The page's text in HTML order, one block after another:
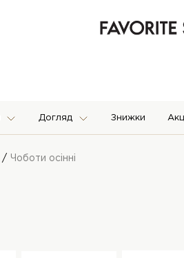
Догляд Знижки
Чоботи осінні